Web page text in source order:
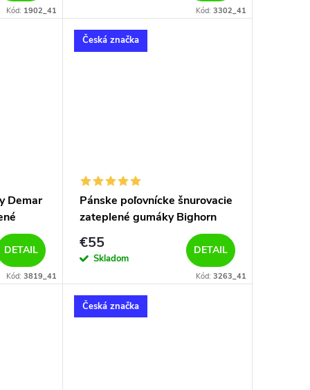
Kód: 1902_41 Kód: 3302_41
Demar
DETAIL
Kód: 3819_41
Česká značka
Pánske poľovnícke šnurovacie
zateplené gumáky Bighorn
DAKOTA FUR 3263 zelené
€55
Skladom
DETAIL
Kód: 3263_41
Česká značka